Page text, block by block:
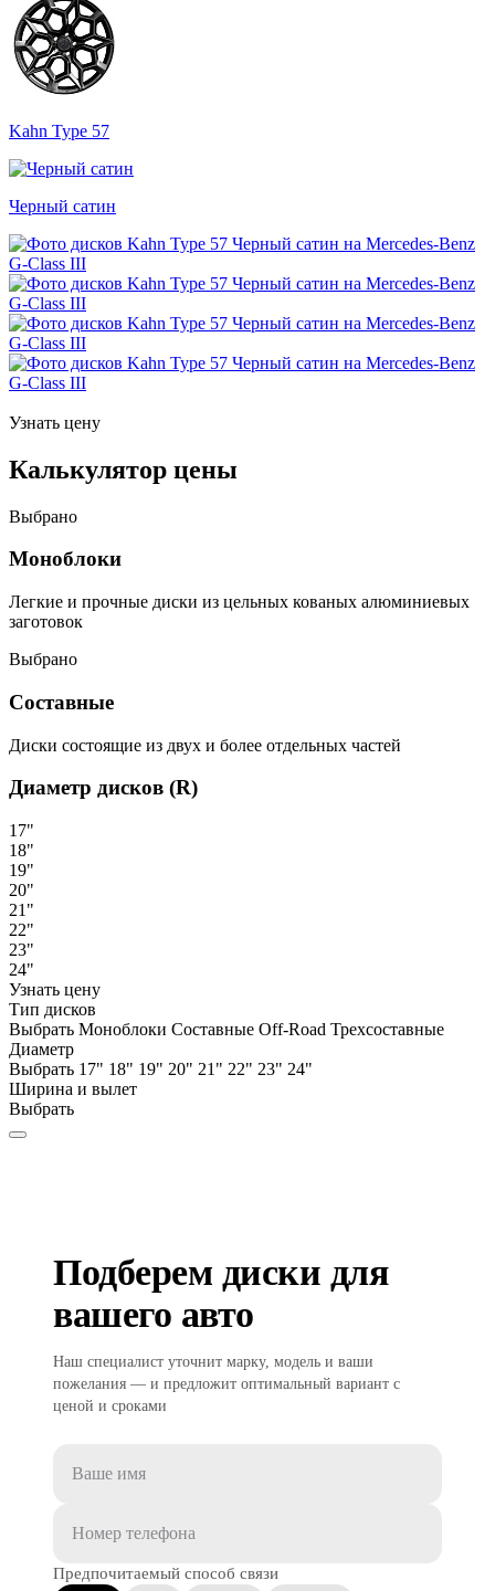
Kahn Type 57
Черный сатин
Узнать цену
Калькулятор цены
Выбрано
Моноблоки
Легкие и прочные диски из цельных кованых алюминиевых
заготовок
Выбрано
Составные
Диски состоящие из двух и более отдельных частей
Диаметр дисков (R)
17"
18"
19"
20"
21"
22"
23"
24"
Узнать цену
Тип дисков
Выбрать Моноблоки Составные Off-Road Трехсоставные
Диаметр
Выбрать 17" 18" 19" 20" 21" 22" 23" 24"
Ширина и вылет
Выбрать
Подберем диски для
вашего авто
Наш специалист уточнит марку, модель и ваши
пожелания — и предложит оптимальный вариант с
ценой и сроками
Предпочитаемый способ связи